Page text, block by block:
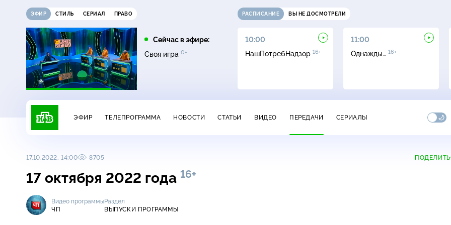
ЭФИР СТИЛЬ СЕРИАЛ ПРАВО
Сейчас в эфире:
Своя игра 0+
РАСПИСАНИЕ ВЫ НЕ ДОСМОТРЕЛИ
08:00
Чудо техники12+
09:00
Дачный ответ
10:00
НашПотребНадзор 16+
11:00
Однажды… 16+
ЭФИР ТЕЛЕПРОГРАММА НОВОСТИ СТАТЬИ ВИДЕО ПЕРЕДАЧИ СЕРИАЛЫ
17.10.2022, 14:00 8705
17 октября 2022 года 16+
Видео программы
ЧП
Раздел
ВЫПУСКИ ПРОГРАММЫ